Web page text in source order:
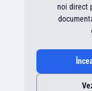
noi direct